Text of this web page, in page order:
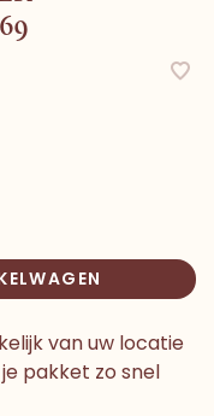
van uw locatie
pakket zo snel